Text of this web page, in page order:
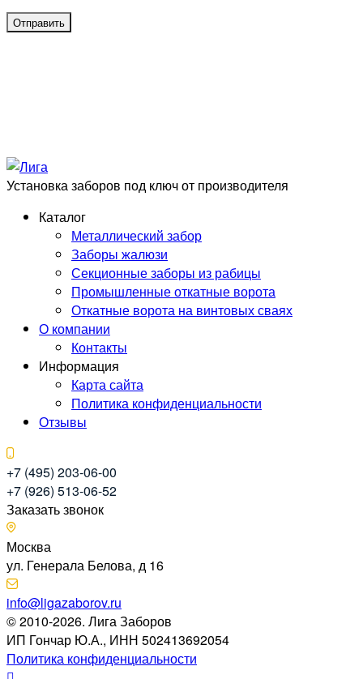
Установка заборов под ключ от производителя
Каталог
Металлический забор
Заборы жалюзи
Секционные заборы из рабицы
Промышленные откатные ворота
Откатные ворота на винтовых сваях
О компании
Контакты
Информация
Карта сайта
Политика конфиденциальности
Отзывы
+7 (495) 203-06-00
+7 (926) 513-06-52
Заказать звонок
Москва
ул. Генерала Белова, д 16
info@ligazaborov.ru
© 2010-2026. Лига Заборов
ИП Гончар Ю.А., ИНН 502413692054
Политика конфиденциальности